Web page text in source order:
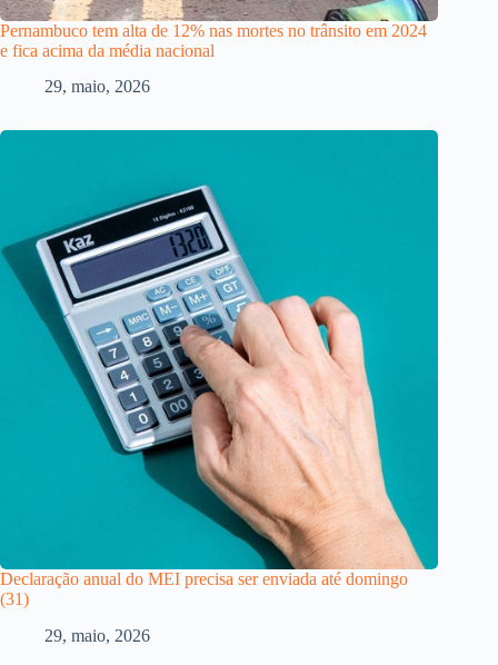
Pernambuco tem alta de 12% nas mortes no trânsito em 2024
e fica acima da média nacional
29, maio, 2026
Declaração anual do MEI precisa ser enviada até domingo
(31)
29, maio, 2026